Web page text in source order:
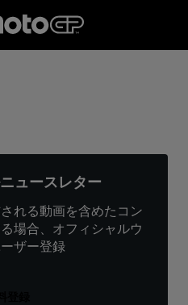
ュースレター
れる動画を含めたコン
場合、オフィシャルウ
ザー登録